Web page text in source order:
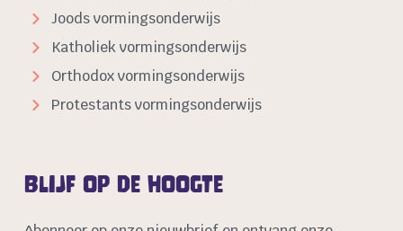
Joods vormingsonderwijs
Katholiek vormingsonderwijs
Orthodox vormingsonderwijs
Protestants vormingsonderwijs
Blijf op de hoogte